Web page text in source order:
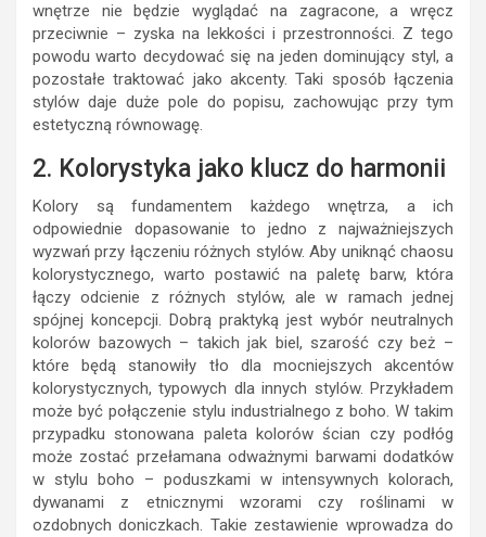
wnętrze nie będzie wyglądać na zagracone, a wręcz
przeciwnie – zyska na lekkości i przestronności. Z tego
powodu warto decydować się na jeden dominujący styl, a
pozostałe traktować jako akcenty. Taki sposób łączenia
stylów daje duże pole do popisu, zachowując przy tym
estetyczną równowagę.
2. Kolorystyka jako klucz do harmonii
Kolory są fundamentem każdego wnętrza, a ich
odpowiednie dopasowanie to jedno z najważniejszych
wyzwań przy łączeniu różnych stylów. Aby uniknąć chaosu
kolorystycznego, warto postawić na paletę barw, która
łączy odcienie z różnych stylów, ale w ramach jednej
spójnej koncepcji. Dobrą praktyką jest wybór neutralnych
kolorów bazowych – takich jak biel, szarość czy beż –
które będą stanowiły tło dla mocniejszych akcentów
kolorystycznych, typowych dla innych stylów. Przykładem
może być połączenie stylu industrialnego z boho. W takim
przypadku stonowana paleta kolorów ścian czy podłóg
może zostać przełamana odważnymi barwami dodatków
w stylu boho – poduszkami w intensywnych kolorach,
dywanami z etnicznymi wzorami czy roślinami w
ozdobnych doniczkach. Takie zestawienie wprowadza do